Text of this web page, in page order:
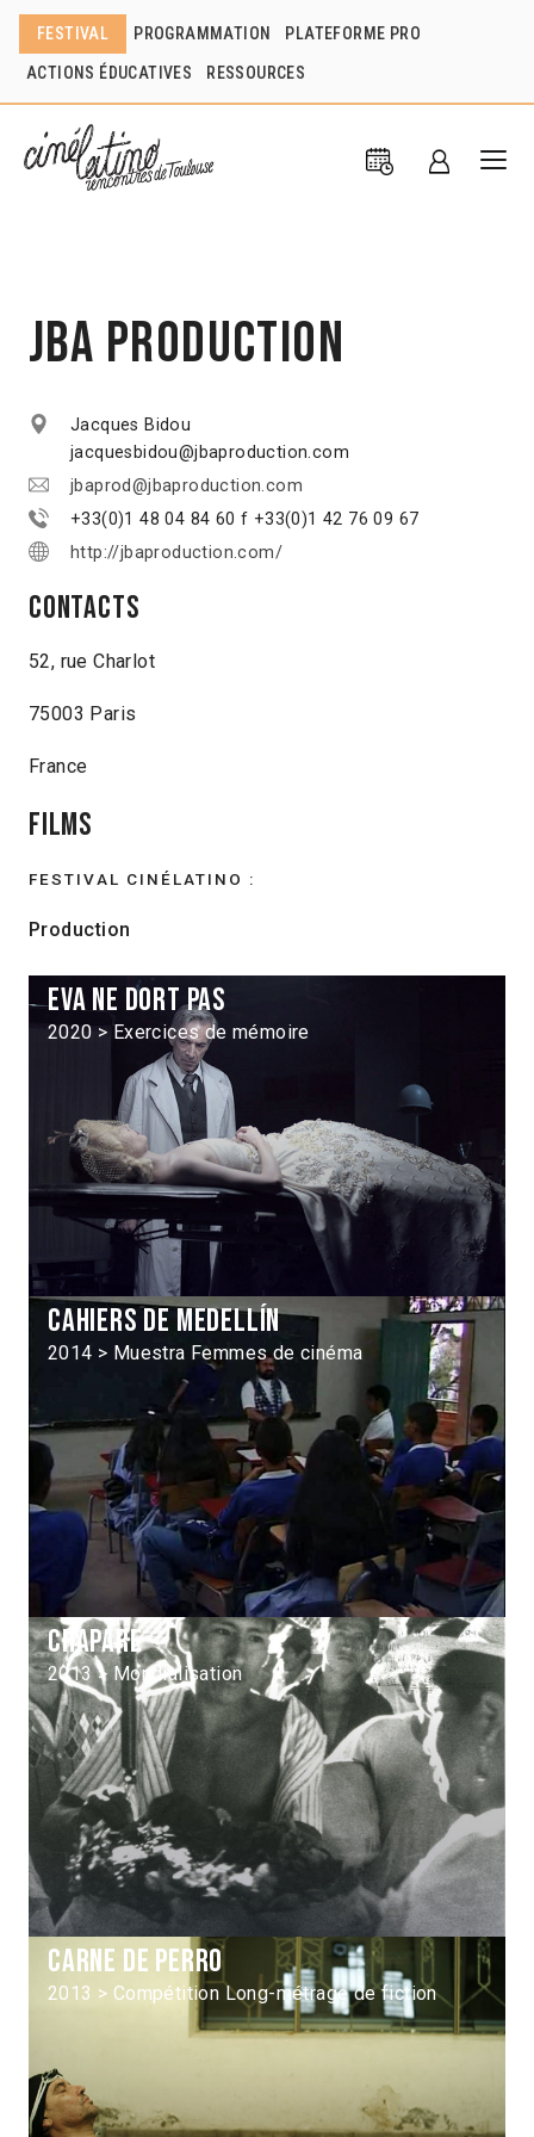
FESTIVAL PROGRAMMATION PLATEFORME PRO
ACTIONS ÉDUCATIVES RESSOURCES
JBA Production
Jacques Bidou
jacquesbidou@jbaproduction.com
jbaprod@jbaproduction.com
+33(0)1 48 04 84 60 f +33(0)1 42 76 09 67
http://jbaproduction.com/
Contacts
52, rue Charlot
75003 Paris
France
Films
FESTIVAL CINÉLATINO :
Production
Eva ne dort pas
2020 > Exercices de mémoire
Cahiers de Medellín
2014 > Muestra Femmes de cinéma
Chapare
2013 > Mondialisation
Carne de perro
2013 > Compétition Long-métrage de fiction